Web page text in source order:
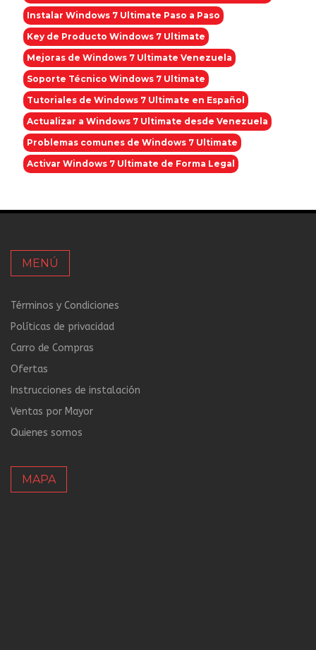
Instalar Windows 7 Ultimate Paso a Paso
Key de Producto Windows 7 Ultimate
Mejoras de Windows 7 Ultimate Venezuela
Soporte Técnico Windows 7 Ultimate
Tutoriales de Windows 7 Ultimate en Español
Actualizar a Windows 7 Ultimate desde Venezuela
Problemas comunes de Windows 7 Ultimate
Activar Windows 7 Ultimate de Forma Legal
MENÚ
Términos y Condiciones
Políticas de privacidad
Carro de Compras
Ofertas
Instrucciones de instalación
Ventas por Mayor
Quienes somos
MAPA